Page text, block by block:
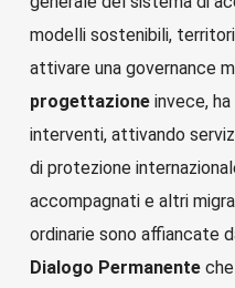
modelli sostenibili,
attivare una governance
progettazioneinvece,
interventi, attivando
di protezione
accompagnati e altri
ordinarie sono affiancate
Dialogo Permanenteche